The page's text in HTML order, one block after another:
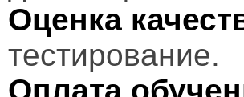
Оценка
тестирование.